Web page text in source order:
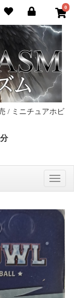
0
/ ミニチュアホビ